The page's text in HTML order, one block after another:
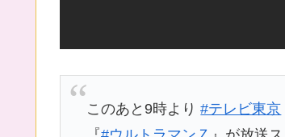
このあと9時より#テレビ東京